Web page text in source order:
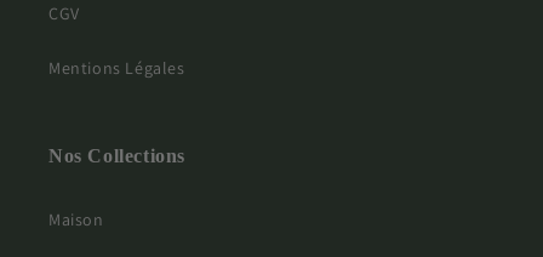
CGV
Mentions Légales
Nos Collections
Maison